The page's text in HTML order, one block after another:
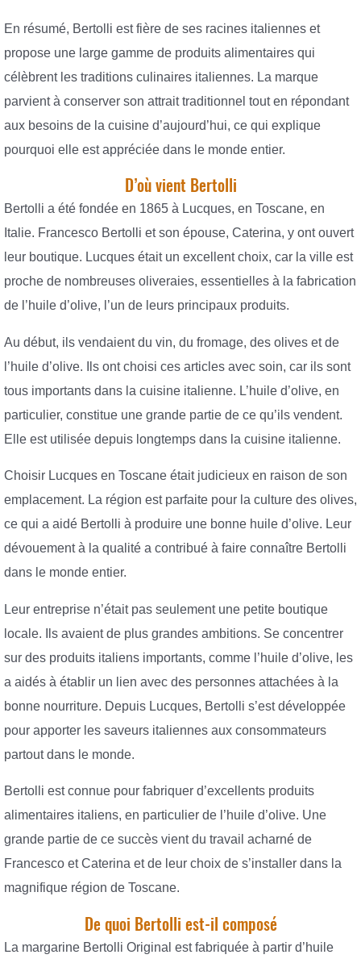
En résumé, Bertolli est fière de ses racines italiennes et
propose une large gamme de produits alimentaires qui
célèbrent les traditions culinaires italiennes. La marque
parvient à conserver son attrait traditionnel tout en répondant
aux besoins de la cuisine d’aujourd’hui, ce qui explique
pourquoi elle est appréciée dans le monde entier.
D’où vient Bertolli
Bertolli a été fondée en 1865 à Lucques, en Toscane, en
Italie. Francesco Bertolli et son épouse, Caterina, y ont ouvert
leur boutique. Lucques était un excellent choix, car la ville est
proche de nombreuses oliveraies, essentielles à la fabrication
de l’huile d’olive, l’un de leurs principaux produits.
Au début, ils vendaient du vin, du fromage, des olives et de
l’huile d’olive. Ils ont choisi ces articles avec soin, car ils sont
tous importants dans la cuisine italienne. L’huile d’olive, en
particulier, constitue une grande partie de ce qu’ils vendent.
Elle est utilisée depuis longtemps dans la cuisine italienne.
Choisir Lucques en Toscane était judicieux en raison de son
emplacement. La région est parfaite pour la culture des olives,
ce qui a aidé Bertolli à produire une bonne huile d’olive. Leur
dévouement à la qualité a contribué à faire connaître Bertolli
dans le monde entier.
Leur entreprise n’était pas seulement une petite boutique
locale. Ils avaient de plus grandes ambitions. Se concentrer
sur des produits italiens importants, comme l’huile d’olive, les
a aidés à établir un lien avec des personnes attachées à la
bonne nourriture. Depuis Lucques, Bertolli s’est développée
pour apporter les saveurs italiennes aux consommateurs
partout dans le monde.
Bertolli est connue pour fabriquer d’excellents produits
alimentaires italiens, en particulier de l’huile d’olive. Une
grande partie de ce succès vient du travail acharné de
Francesco et Caterina et de leur choix de s’installer dans la
magnifique région de Toscane.
De quoi Bertolli est-il composé
La margarine Bertolli Original est fabriquée à partir d’huile